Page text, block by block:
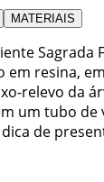
MATERIAIS
Sagrada
em resina,
relevo da
um tubo de
de